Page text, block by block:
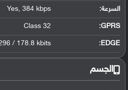
السرعة: Yes, 384 kbps
GPRS:
Class 32
EDGE:
/ 178.8 kbits
الجسم